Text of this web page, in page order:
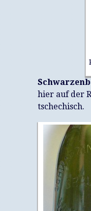
hier auf der
tschechisch.